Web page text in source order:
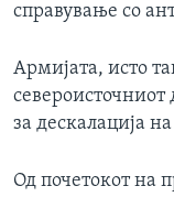
справување со
Армијата, исто
за дескалација
Од почетокот на